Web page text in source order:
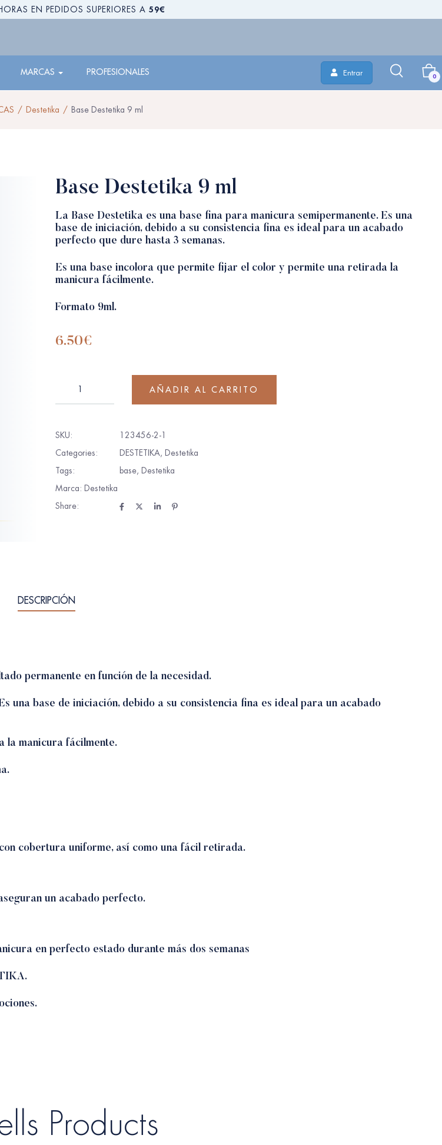
EN PEDIDOS SUPERIORES A 59€
MARCAS PROFESIONALES Entrar 0
Destetika Base Destetika 9 ml
Base Destetika 9 ml
La Base Destetika es una base fina para manicura semipermanente. Es una
base de iniciación, debido a su consistencia fina es ideal para un acabado
perfecto que dure hasta 3 semanas.
Es una base incolora que permite fijar el color y permite una retirada la
manicura fácilmente.
Formato 9ml.
6.50€
AÑADIR AL CARRITO
SKU:
123456-2-1
Categories:
DESTETIKA, Destetika
Tags:
base, Destetika
Marca: Destetika
Share:
DESCRIPCIÓN
permanente en función de la necesidad.
una base de iniciación, debido a su consistencia fina es ideal para un acabado
la manicura fácilmente.
cobertura uniforme, así como una fácil retirada.
un acabado perfecto.
en perfecto estado durante más dos semanas
Products